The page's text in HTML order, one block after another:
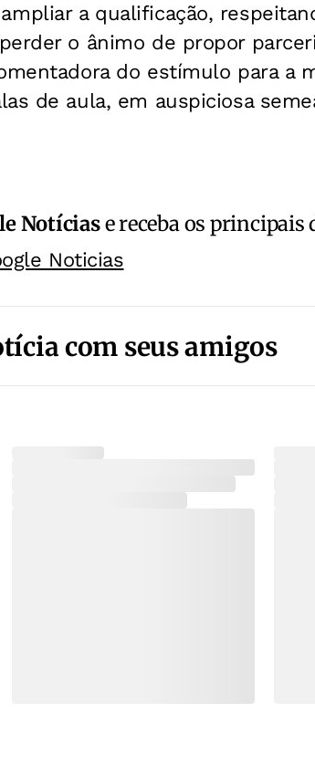
a qualificação,
o ânimo de propor
do estímulo para a
de aula, em auspiciosa
Notíciase receba os principais
Noticias
com seus amigos